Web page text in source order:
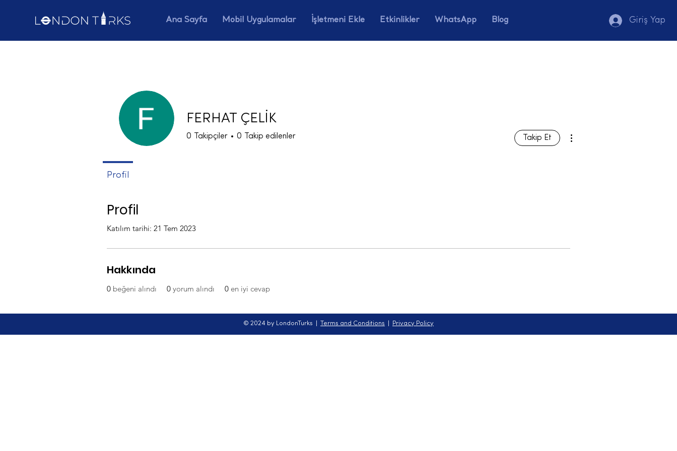
Ana Sayfa Mobil Uygulamalar İşletmeni Ekle Etkinlikler WhatsApp Blog Giriş Yap
Profil
Katılım tarihi: 21 Tem 2023
Hakkında
0 beğeni alındı 0 yorum alındı 0 en iyi cevap
FERHAT ÇELİK
0 Takipçiler 0 Takip edilenler Takip Et
Profil
© 2024 by LondonTurks | Terms and Conditions Privacy Policy